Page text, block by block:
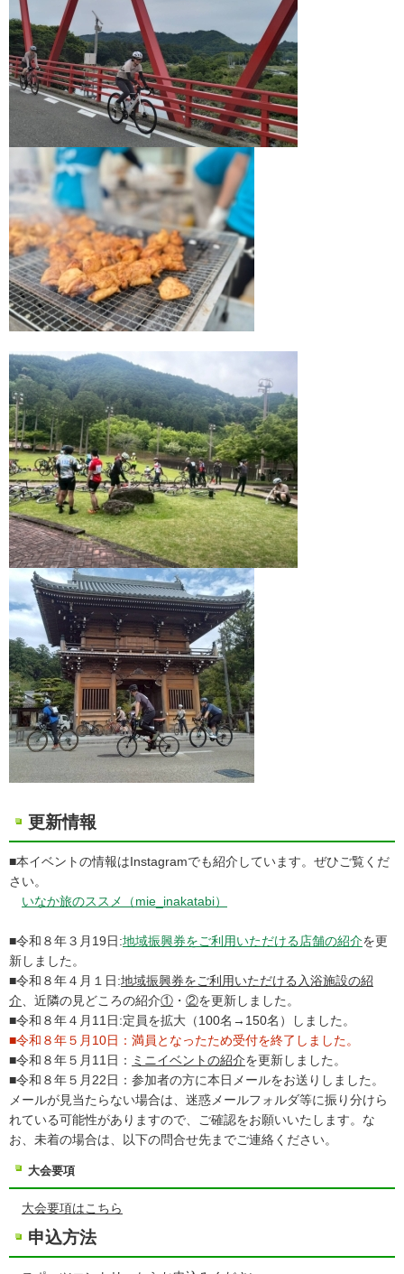
更新情報
■本イベントの情報はInstagramでも紹介しています。ぜひご覧くだ
さい。
いなか旅のススメ（mie_inakatabi）
■令和８年３月19日:地域振興券をご利用いただける店舗の紹介を更
新しました。
■令和８年４月１日:地域振興券をご利用いただける入浴施設の紹
介、近隣の見どころの紹介① ・ ②を更新しました。
■令和８年４月11日:定員を拡大（100名→150名）しました。
■令和８年５月10日：満員となったため受付を終了しました。
■令和８年５月11日： ミニイベントの紹介を更新しました。
■令和８年５月22日：参加者の方に本日メールをお送りしました。
メールが見当たらない場合は、迷惑メールフォルダ等に振り分けら
れている可能性がありますので、ご確認をお願いいたします。な
お、未着の場合は、以下の問合せ先までご連絡ください。
大会要項
大会要項はこちら
申込方法